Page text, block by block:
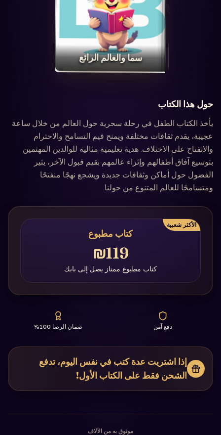
‏سما والعالم الرائع‏
حول هذا الكتاب
يأخذ الكتاب الطفل في رحلة سحرية حول العالم من خلال ساعة
عجيبة، يقدم ثقافات مختلفة ويمنح قيم التسامح والاحترام
والانفتاح على الاختلاف. هدية تعليمية مثالية للوالدين المهتمين
بتوسيع آفاق أطفالهم وإثراء عالمهم بقيم قبول الآخر، يثير
الفضول حول أماكن وثقافات جديدة ويشجع نهجًا منفتحًا
ومتسامحًا للعالم المتنوع من حولنا.
الأكثر شعبية
كتاب مطبوع
₪119
كتاب مطبوع ممتاز يصل إلى بابك
دفع آمن ضمان الرضا 100%
إذا اشتريت عدة كتب في نفس اليوم، تدفع
الشحن فقط على الكتاب الأول!
موثوق به من الآلاف